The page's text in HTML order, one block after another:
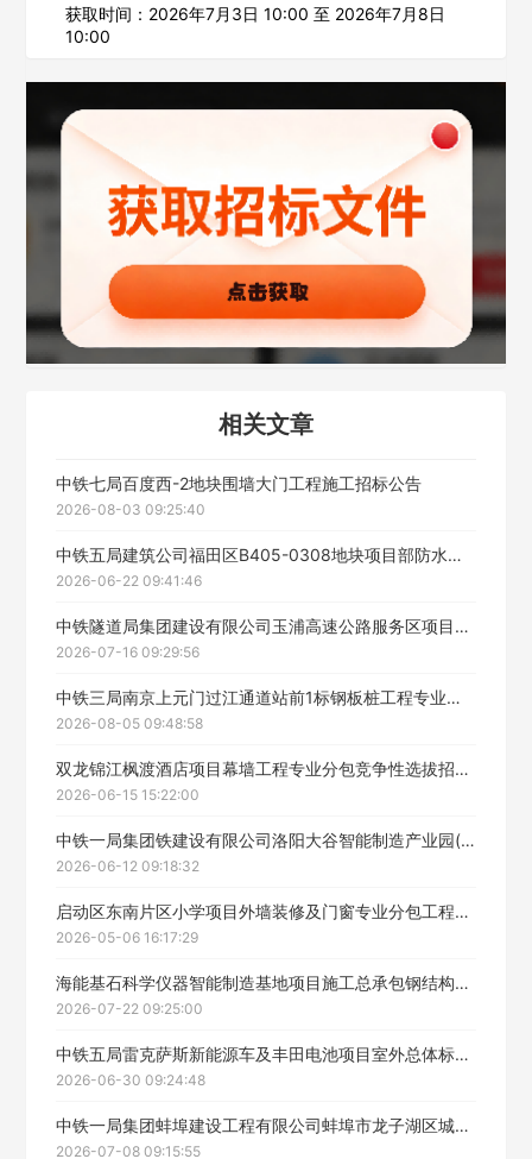
获取时间：2026年7月3日 10:00 至 2026年7月8日
10:00
相关文章
中铁七局百度西-2地块围墙大门工程施工招标公告
2026-08-03 09:25:40
中铁五局建筑公司福田区B405-0308地块项目部防水工程招标公告
2026-06-22 09:41:46
中铁隧道局集团建设有限公司玉浦高速公路服务区项目装饰装修工程招标公告
2026-07-16 09:29:56
中铁三局南京上元门过江通道站前1标钢板桩工程专业分包招标公告
2026-08-05 09:48:58
双龙锦江枫渡酒店项目幕墙工程专业分包竞争性选拔招标公告
2026-06-15 15:22:00
中铁一局集团铁建设有限公司洛阳大谷智能制造产业园(一期)建设项目装饰装修工程01标专业分包招标公告
2026-06-12 09:18:32
启动区东南片区小学项目外墙装修及门窗专业分包工程招标公告
2026-05-06 16:17:29
海能基石科学仪器智能制造基地项目施工总承包钢结构工程专业分包招标公告
2026-07-22 09:25:00
中铁五局雷克萨斯新能源车及丰田电池项目室外总体标段#1雨污水管道土方工程专业分包采购招标公告
2026-06-30 09:24:48
中铁一局集团蚌埠建设工程有限公司蚌埠市龙子湖区城乡结合片区城市更新项目一标段EPC项目经理部土石方工程专业分包工程招标公告
2026-07-08 09:15:55
公司所在地
经办人
联系方式
填写联系电话后会有服务中心的工作人员给您致电！
立即入驻